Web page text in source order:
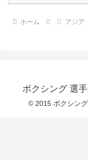
ホーム アジア
ボクシング 選
© 2015 ボクシン